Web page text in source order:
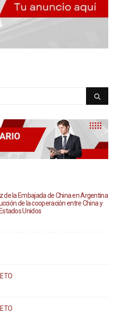
de la Embajada de China en Argentina
de la cooperación entre China y
Unidos